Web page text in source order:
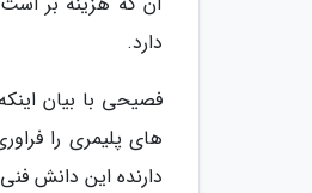
دارد.
فصیحی با بیان
های پلیمری را
دارنده این دانش